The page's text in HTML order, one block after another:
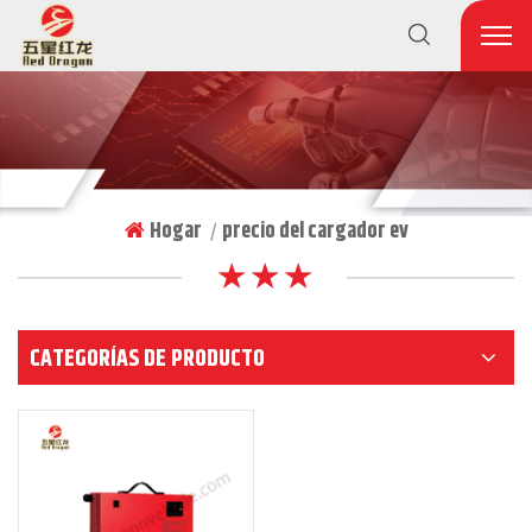
Hogar | precio del cargador ev
★ ★ ★
CATEGORÍAS DE PRODUCTO